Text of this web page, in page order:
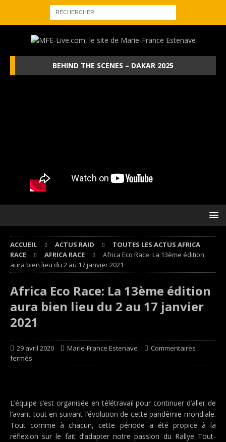
BEHIND THE SCENES – DAKAR 2025
ACCUEIL ACTUS RAID
TOUTES LES ACTUS AFRICA
RACE
AFRICA RACE
Africa Eco Race: La 13ème édition
aura bien lieu du 2 au 17 janvier 2021
Africa Eco Race: La 13ème édition
aura bien lieu du 2 au 17 janvier
2021
29 avril 2020 Marie-France Estenave
Commentaires
fermés
L’équipe s’est organisée en télétravail pour continuer d’aller de
l’avant tout en suivant l’évolution de cette pandémie mondiale.
Tout comme à chacun, cette période a été propice à la
réflexion sur le fait d’adapter notre passion du Rallye Tout-